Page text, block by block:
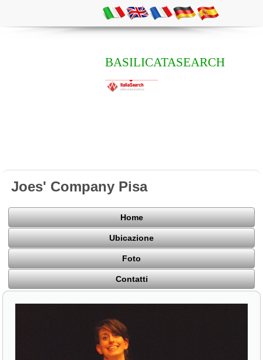
BASILICATASEARCH
Joes' Company Pisa
Home
Ubicazione
Foto
Contatti